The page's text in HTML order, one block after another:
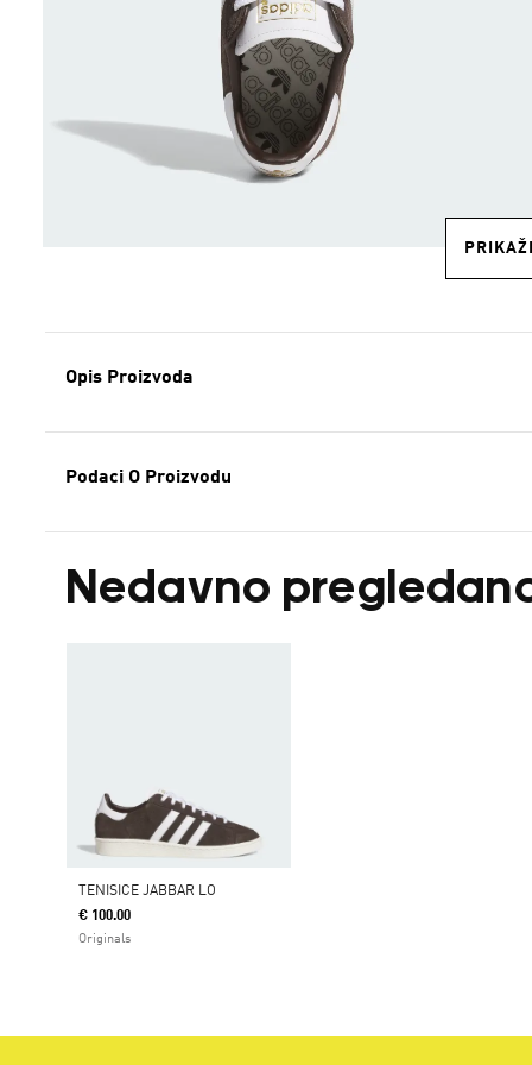
Opis Proizvoda
Podaci O Proizvodu
Nedavno
TENISICE JABBAR LO
€ 100.00
Originals